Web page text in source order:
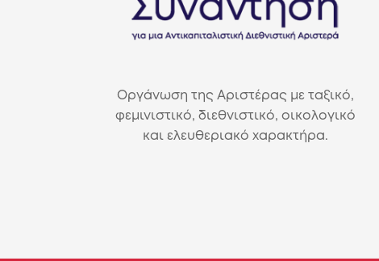
Οργάνωση της Αριστέρας με ταξικό,
φεμινιστικό, διεθνιστικό, οικολογικό
και ελευθεριακό χαρακτήρα.